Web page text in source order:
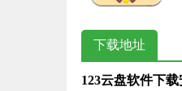
下载地址
123云盘软件下